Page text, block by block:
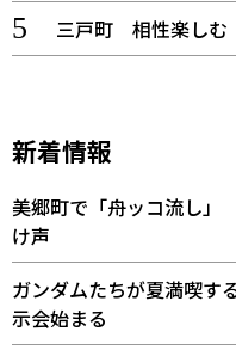
三戸町 相性楽しむ
新着情報
美郷町で「舟ッコ流し
け声
ガンダムたちが夏満喫
示会始まる